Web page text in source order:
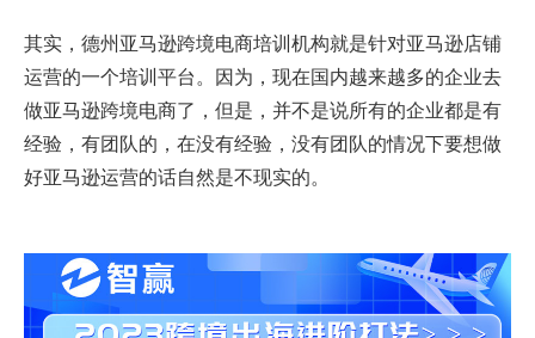
其实，德州亚马逊跨境电商培训机构就是针对亚马逊店铺
运营的一个培训平台。因为，现在国内越来越多的企业去
做亚马逊跨境电商了，但是，并不是说所有的企业都是有
经验，有团队的，在没有经验，没有团队的情况下要想做
好亚马逊运营的话自然是不现实的。